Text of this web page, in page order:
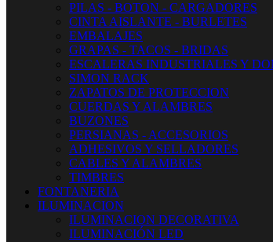
PILAS - BOTON - CARGADORES
CINTA AISLANTE - BURLETES
EMBALAJES
GRAPAS - TACOS - BRIDAS
ESCALERAS INDUSTRIALES Y
SIMON RACK
ZAPATOS DE PROTECCION
CUERDAS Y ALAMBRES
BUZONES
PERSIANAS - ACCESORIOS
ADHESIVOS Y SELLADORES
CABLES Y ALAMBRES
TIMBRES
FONTANERIA
ILUMINACION
ILUMINACION DECORATIVA
ILUMINACIÓN LED